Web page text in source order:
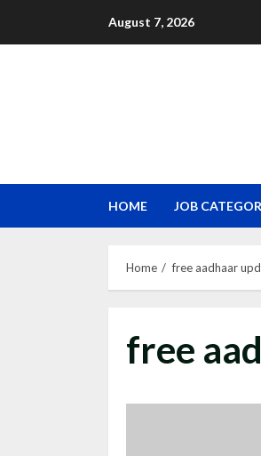
August 7, 2026
HOME JOB
Home free aadhaar
free